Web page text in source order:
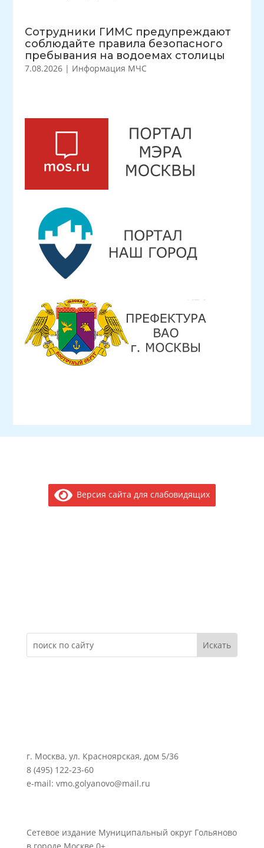
Сотрудники ГИМС предупреждают
соблюдайте правила безопасного
пребывания на водоемах столицы
7.08.2026 | Информация МЧС
Версия сайта для слабовидящих
г. Москва, ул. Красноярская, дом 5/36
8 (495) 122-23-60
e-mail: vmo.golyanovo@mail.ru
Сетевое издание Муниципальный округ Гольяново